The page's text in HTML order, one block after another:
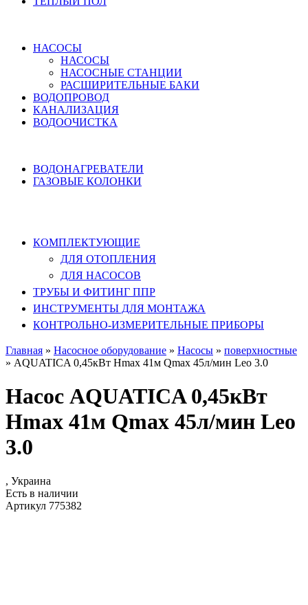
НАСОСЫ
НАСОСЫ
НАСОСНЫЕ СТАНЦИИ
РАСШИРИТЕЛЬНЫЕ БАКИ
ВОДОПРОВОД
КАНАЛИЗАЦИЯ
ВОДООЧИСТКА
ВОДОНАГРЕВАТЕЛИ
ГАЗОВЫЕ КОЛОНКИ
КОМПЛЕКТУЮЩИЕ
ДЛЯ ОТОПЛЕНИЯ
ДЛЯ НАСОСОВ
ТРУБЫ И ФИТИНГ ППР
ИНСТРУМЕНТЫ ДЛЯ МОНТАЖА
КОНТРОЛЬНО-ИЗМЕРИТЕЛЬНЫЕ ПРИБОРЫ
Главная » Насосное оборудование » Насосы » поверхностные
» AQUATICA 0,45кВт Hmax 41м Qmax 45л/мин Leo 3.0
Насос AQUATICA 0,45кВт
Hmax 41м Qmax 45л/мин Leo
3.0
, Украина
Есть в наличии
Артикул 775382